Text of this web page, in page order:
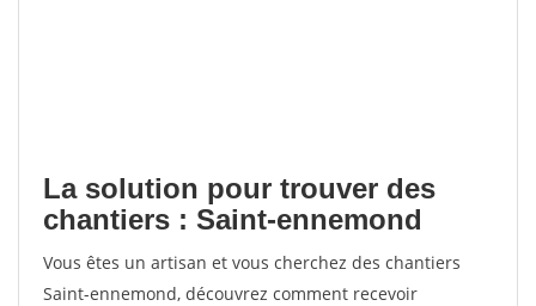
La solution pour trouver des
chantiers : Saint-ennemond
Vous êtes un artisan et vous cherchez des chantiers
Saint-ennemond, découvrez comment recevoir